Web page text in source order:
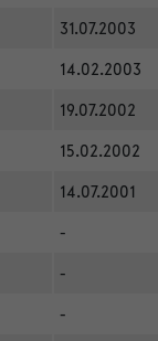
31.07.2003
14.02.2003
19.07.2002
15.02.2002
14.07.2001
-
-
-